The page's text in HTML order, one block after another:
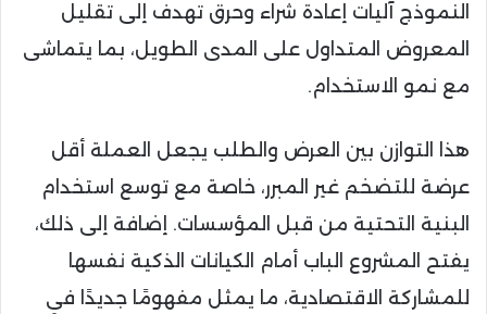
النموذج آليات إعادة شراء وحرق تهدف إلى تقليل
المعروض المتداول على المدى الطويل، بما يتماشى
مع نمو الاستخدام.
هذا التوازن بين العرض والطلب يجعل العملة أقل
عرضة للتضخم غير المبرر، خاصة مع توسع استخدام
البنية التحتية من قبل المؤسسات. إضافة إلى ذلك،
يفتح المشروع الباب أمام الكيانات الذكية نفسها
للمشاركة الاقتصادية، ما يمثل مفهومًا جديدًا في